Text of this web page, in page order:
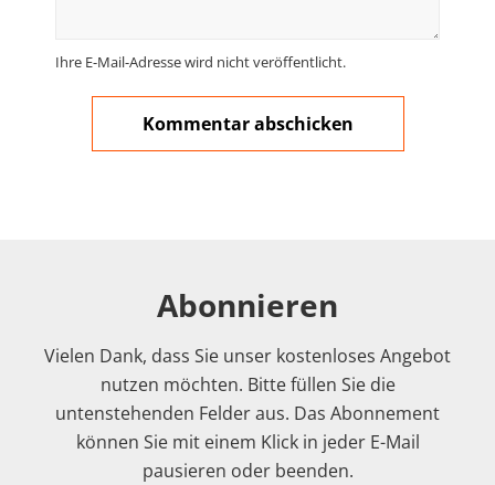
Ihre E-Mail-Adresse wird nicht veröffentlicht.
Abonnieren
Vielen Dank, dass Sie unser kostenloses Angebot
nutzen möchten. Bitte füllen Sie die
untenstehenden Felder aus. Das Abonnement
können Sie mit einem Klick in jeder E-Mail
pausieren oder beenden.